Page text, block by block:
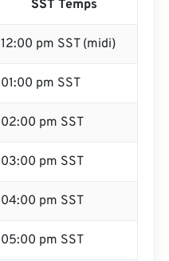
SST Temps
12:00 pm SST (midi)
01:00 pm SST
02:00 pm SST
03:00 pm SST
04:00 pm SST
05:00 pm SST